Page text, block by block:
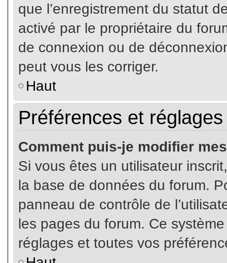
que l’enregistrement du statut
activé par le propriétaire du
de connexion ou de
peut vous les corriger.
Haut
Préférences et
Comment puis-je modifier
Si vous êtes un utilisateur
la base de données du forum.
panneau de contrôle de
les pages du forum. Ce
réglages et toutes vos